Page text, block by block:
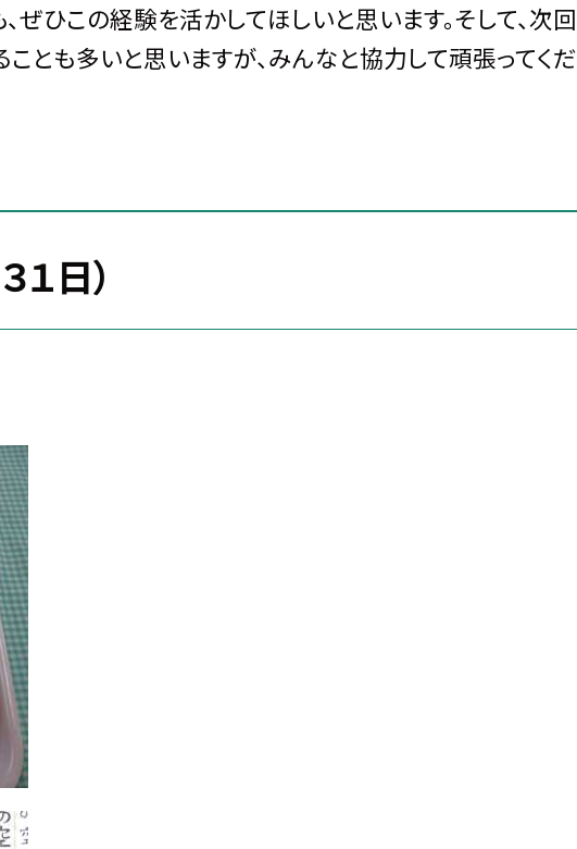
ぜひこの経験を活かしてほしいと思います。そして、次回
とも多いと思いますが、みんなと協力して頑張ってくだ
日）